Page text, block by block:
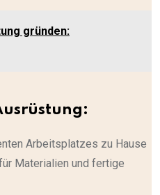
gründen:
Arbeitsplatzes zu Hause
Materialien und fertige